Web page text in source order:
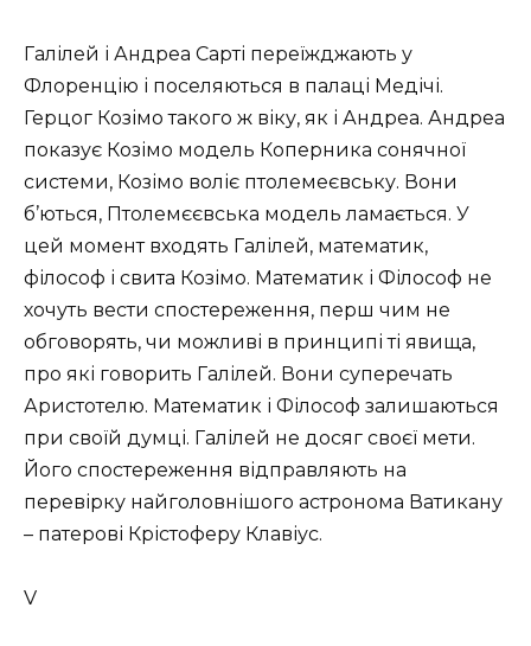
Галілей і Андреа Сарті переїжджають у
Флоренцію і поселяються в палаці Медічі.
Герцог Козімо такого ж віку, як і Андреа. Андреа
показує Козімо модель Коперника сонячної
системи, Козімо воліє птолемеєвську. Вони
б’ються, Птолемєєвська модель ламається. У
цей момент входять Галілей, математик,
філософ і свита Козімо. Математик і Філософ не
хочуть вести спостереження, перш чим не
обговорять, чи можливі в принципі ті явища,
про які говорить Галілей. Вони суперечать
Аристотелю. Математик і Філософ залишаються
при своїй думці. Галілей не досяг своєї мети.
Його спостереження відправляють на
перевірку найголовнішого астронома Ватикану
– патерові Крістоферу Клавіус.
V